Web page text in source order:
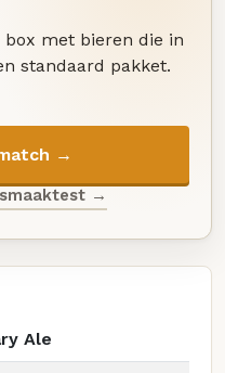
box met bieren die in
standaard pakket.
→
→
Ale